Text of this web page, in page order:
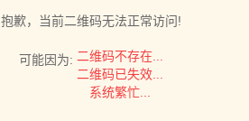
抱歉，当前二维码无法正常访问!
可能因为: 二维码不存在...
二维码已失效...
系统繁忙...